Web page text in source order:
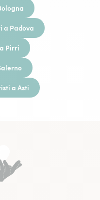
a Padova
Pirri
a Asti